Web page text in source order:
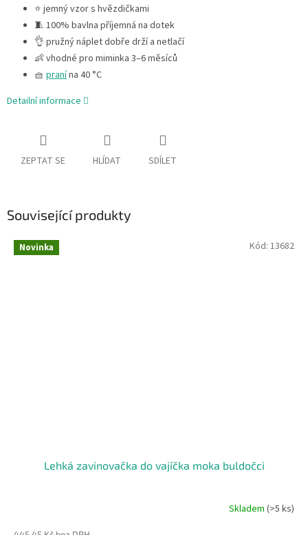
⭐ jemný vzor s hvězdičkami
🧵 100% bavlna příjemná na dotek
👌 pružný náplet dobře drží a netlačí
👶 vhodné pro miminka 3–6 měsíců
🧺 pranína 40 °C
Detailní informace
ZEPTAT SE HLÍDAT SDÍLET
Související produkty
Novinka
Lehká zavinovačka do vajíčka moka buldočci
Skladem (>5 ks)
Kód: 13682